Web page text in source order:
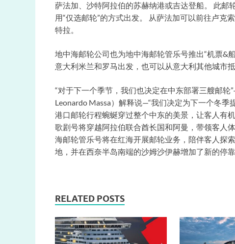
萨法加、沙特阿拉伯的苏赫纳港或吉达登船。 此
用“仅选邮轮”的方式出发。 从萨法加可以前往卢
特拉。
地中海邮轮公司也为地中海邮轮管乐号推出“机票&
意大利米兰和罗马出发，也可以从意大利其他城市抵
“对于下一个季节，我们也决定在中东部署三艘邮轮
Leonardo Massa）解释说—“我们决定为下一个冬
港口邮轮行程蜿蜒穿过整个中东的美景，让客人有
歌剧号将穿越阿拉伯联合酋长国和阿曼，带领客人
海邮轮管乐号将在红海开展邮轮业务，陪伴客人探
地，并在西奈半岛南端的沙姆沙伊赫增加了新的停
RELATED POSTS